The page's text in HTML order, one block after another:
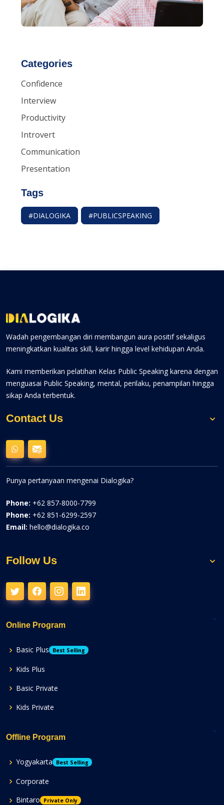
Categories
Confidence
Interview
Productivity
Introvert
Communication
Presentation
Tags
#DIALOGIKA #PUBLICSPEAKING
Wadah pengembangan diri membangun aura positif sekaligus
meningkatkan kualitas skill, karir hingga level kehidupan Anda.
Kami memberikan pelatihan Kelas Public Speaking karena dengan
menguasai Public Speaking, mental, perilaku, penampilan hingga
sikap Anda terbentuk.
Contact Us
Punya pertanyaan mengenai Dialogika?
Phone: +62 857-8000-7799
Phone: +62 851-6299-2597
Email: hello@dialogika.co
Follow Us
Online Program
Basic Plus Best Selling
Kids Plus
Basic Private
Kids Private
Offline Program
Yogyakarta Best Selling
Corporate
Bintaro
Private Only